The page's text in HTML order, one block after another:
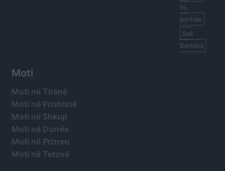
tv,
portale
Sali
Berisha
Moti
Moti në Tiranë
Moti në Prishtinë
Moti në Shkup
Moti në Durrës
Moti në Prizren
Moti në Tetovë